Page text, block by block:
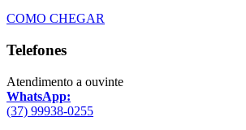
COMO CHEGAR
Telefones
Atendimento a ouvinte
WhatsApp:
(37) 99938-0255